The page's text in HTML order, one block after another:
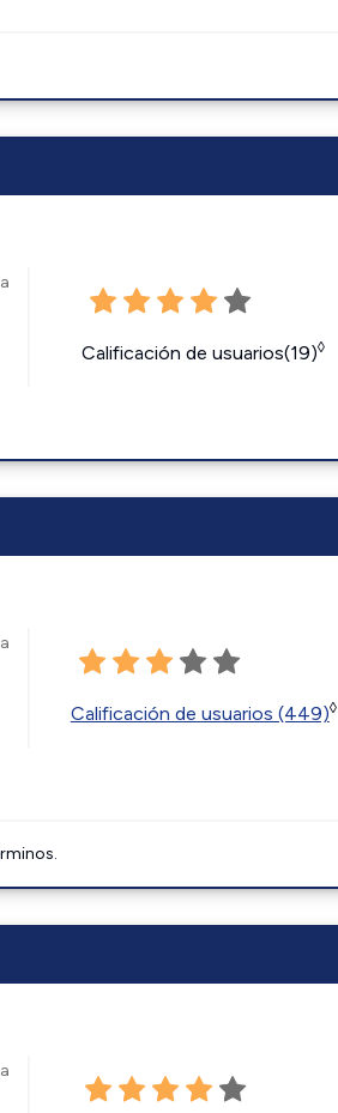
Calificación de usuarios(19)◊
Calificación de usuarios (449)◊